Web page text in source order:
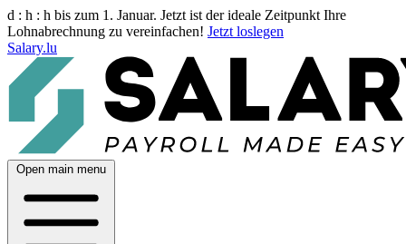
d : h : h bis zum 1. Januar. Jetzt ist der ideale Zeitpunkt Ihre
Lohnabrechnung zu vereinfachen! Jetzt loslegen
Salary.lu
Open main menu